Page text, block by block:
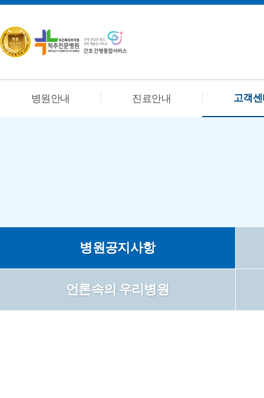
병원안내 진료안내 고객
병원공지사항
언론속의 우리병원